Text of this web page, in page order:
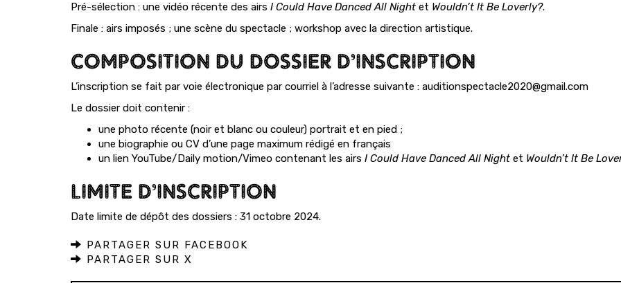
Pré-sélection : une vidéo récente des airs I Could Have Danced All Night et Wouldn’t It Be Loverly?.
Finale : airs imposés ; une scène du spectacle ; workshop avec la direction artistique.
COMPOSITION DU DOSSIER D’INSCRIPTION
L’inscription se fait par voie électronique par courriel à l’adresse suivante : auditionspectacle2020@gmail.com
Le dossier doit contenir :
une photo récente (noir et blanc ou couleur) portrait et en pied ;
une biographie ou CV d’une page maximum rédigé en français
un lien YouTube/Daily motion/Vimeo contenant les airs I Could Have Danced All Night et Wouldn’t It Be
LIMITE D’INSCRIPTION
Date limite de dépôt des dossiers : 31 octobre 2024.
PARTAGER SUR FACEBOOK
PARTAGER SUR X